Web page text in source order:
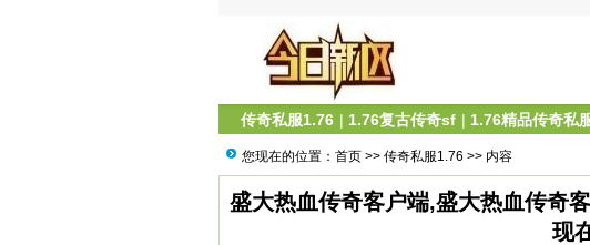
传奇私服1.76 | 1.76复古传奇sf | 1.76精品传奇私
您现在的位置： 首页 >> 传奇私服1.76 >> 内容
盛大热血传奇客户端,盛大热血传奇
现